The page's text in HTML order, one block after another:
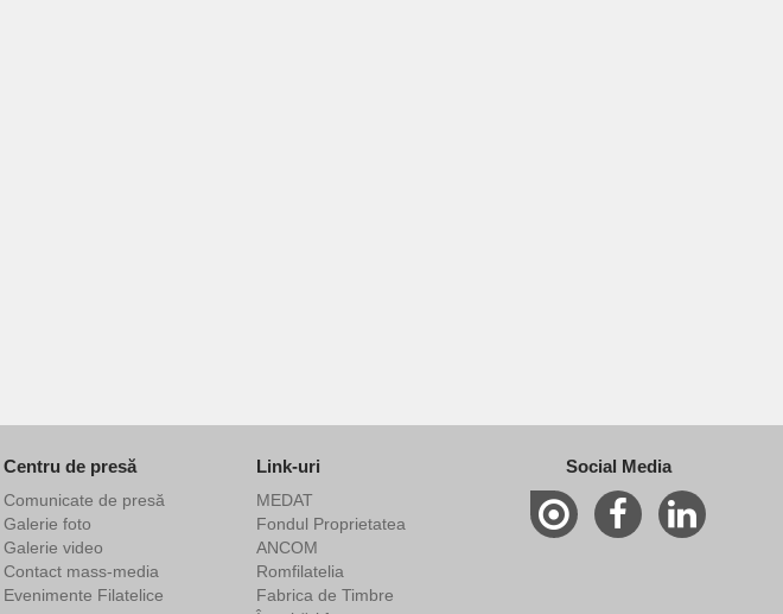
Centru de presă
Comunicate de presă
Galerie foto
Galerie video
Contact mass-media
Evenimente Filatelice
Link-uri
MEDAT
Fondul Proprietatea
ANCOM
Romfilatelia
Fabrica de Timbre
Social Media